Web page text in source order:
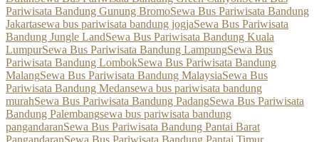
Pariwisata Bandung Gunung BromoSewa Bus Pariwisata Bandung
Jakartasewa bus pariwisata bandung jogjaSewa Bus Pariwisata
Bandung Jungle LandSewa Bus Pariwisata Bandung Kuala
LumpurSewa Bus Pariwisata Bandung LampungSewa Bus
Pariwisata Bandung LombokSewa Bus Pariwisata Bandung
MalangSewa Bus Pariwisata Bandung MalaysiaSewa Bus
Pariwisata Bandung Medansewa bus pariwisata bandung
murahSewa Bus Pariwisata Bandung PadangSewa Bus Pariwisata
Bandung Palembangsewa bus pariwisata bandung
pangandaranSewa Bus Pariwisata Bandung Pantai Barat